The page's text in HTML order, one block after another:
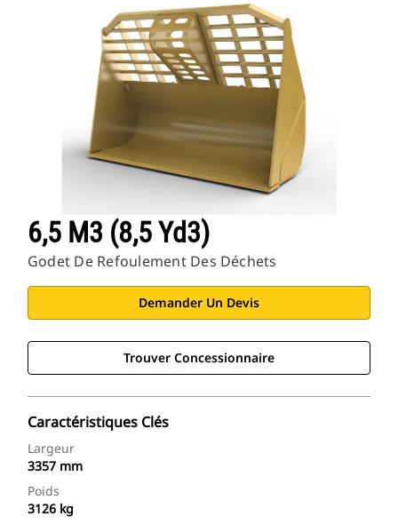
6,5 M3 (8,5 Yd3)
Godet De Refoulement Des Déchets
Demander Un Devis
Trouver Concessionnaire
Caractéristiques Clés
Largeur
3357 mm
Poids
3126 kg